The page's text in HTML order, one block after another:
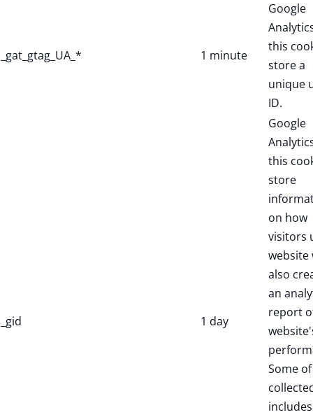
_gat_gtag_UA_* 1 minute
Google
this
store a
unique
ID.
_gid 1 day
Google
this
store
on how
visitors
website
also
an
report
Some